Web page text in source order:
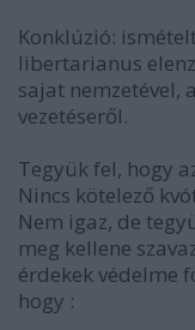
Konklúzió:
libertarianus
sajat nemzetével,
vezetéseről.
Tegyük fel, hogy
Nincs kötelező
Nem igaz, de
meg kellene
érdekek védelme
hogy :